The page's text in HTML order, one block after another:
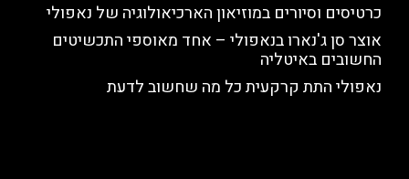
כרטיסים וסיורים במוזיאון הארכיאולוגיה של נאפולי
אוצר סן ג'נארו בנאפולי – אחד מאוספי התכשיטים
החשובים באיטליה
נאפולי התת קרקעית כל מה שחשוב לדעת